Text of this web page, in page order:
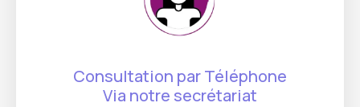
Consultation par Téléphone
Via notre secrétariat